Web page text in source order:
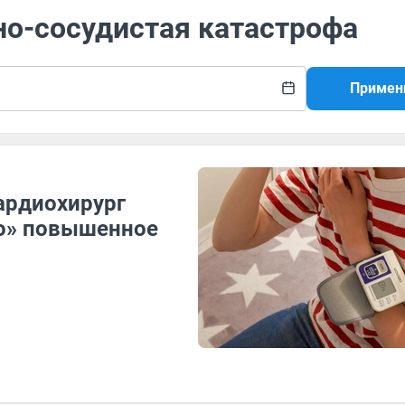
сосудистая катастрофа
повышенное